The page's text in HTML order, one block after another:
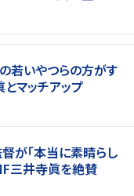
若いやつらの方がす
とマッチアップ
が「本当に素晴らし
三井寺眞を絶賛